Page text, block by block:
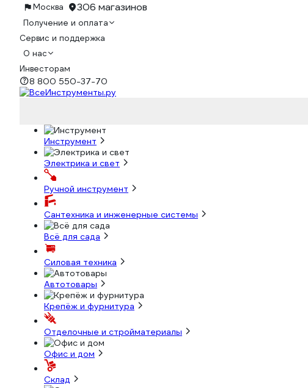
Москва 306 магазинов
Получение и оплата
Сервис и поддержка
О нас
Инвесторам
8 800 550-37-70
Инструмент
Электрика и свет
Ручной инструмент
Сантехника и инженерные системы
Всё для сада
Силовая техника
Автотовары
Крепёж и фурнитура
Отделочные и стройматериалы
Офис и дом
Склад